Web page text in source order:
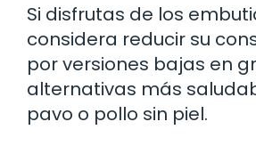
Si disfrutas de los
considera reducir su
por versiones bajas en
alternativas más
pavo o pollo sin piel.